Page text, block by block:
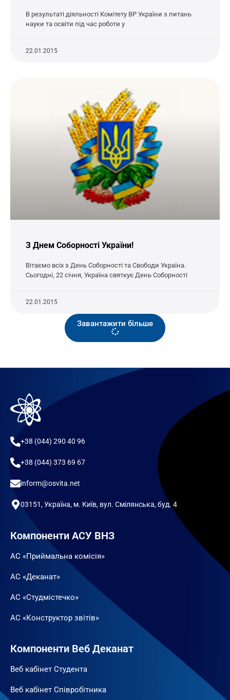
В результаті діяльності Комітету ВР України з питань
науки та освіти під час роботи у
22.01.2015
З Днем Соборності України!
Вітаємо всіх з День Соборності та Свободи Україна.
Сьогодні, 22 січня, Україна святкує День Соборності
22.01.2015
Завантажити більше
+38 (044) 290 40 96
+38 (044) 373 69 67
inform@osvita.net
03151, Україна, м. Київ, вул. Смілянська, буд. 4
Компоненти АСУ ВНЗ
АС «Приймальна комісія»
АС «Деканат»
АС «Студмістечко»
АС «Конструктор звітів»
Компоненти Веб Деканат
Веб кабінет Студента
Веб кабінет Співробітника